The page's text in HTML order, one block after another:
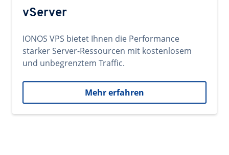
vServer
IONOS VPS bietet Ihnen die Performance
starker Server-Ressourcen mit kostenlosem
und unbegrenztem Traffic.
Mehr erfahren